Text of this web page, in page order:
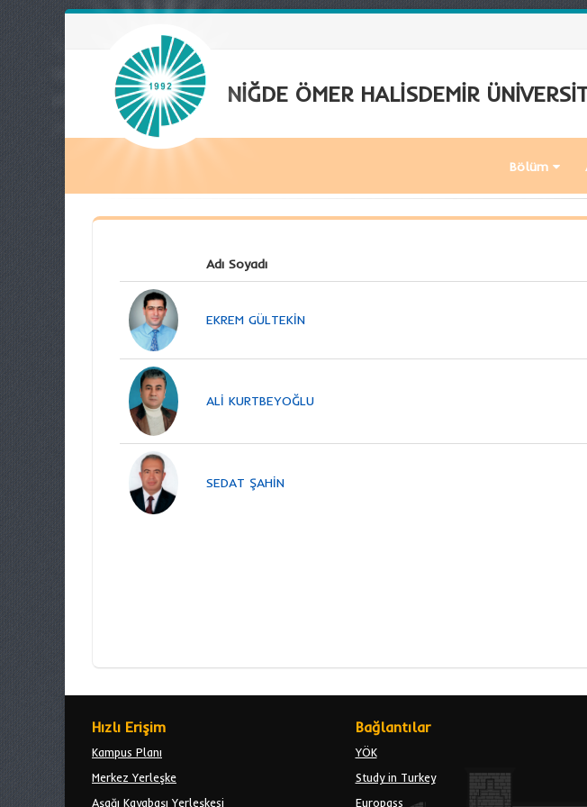
NİĞDE ÖMER HALİSDEMİR
Bölüm
Adı Soyadı
EKREM GÜLTEKİN
ALİ KURTBEYOĞLU
SEDAT ŞAHİN
Hızlı Erişim
Kampus Planı
Merkez Yerleşke
Aşağı Kayabaşı Yerleşkesi
Bağlantılar
YÖK
Study in Turkey
Europass